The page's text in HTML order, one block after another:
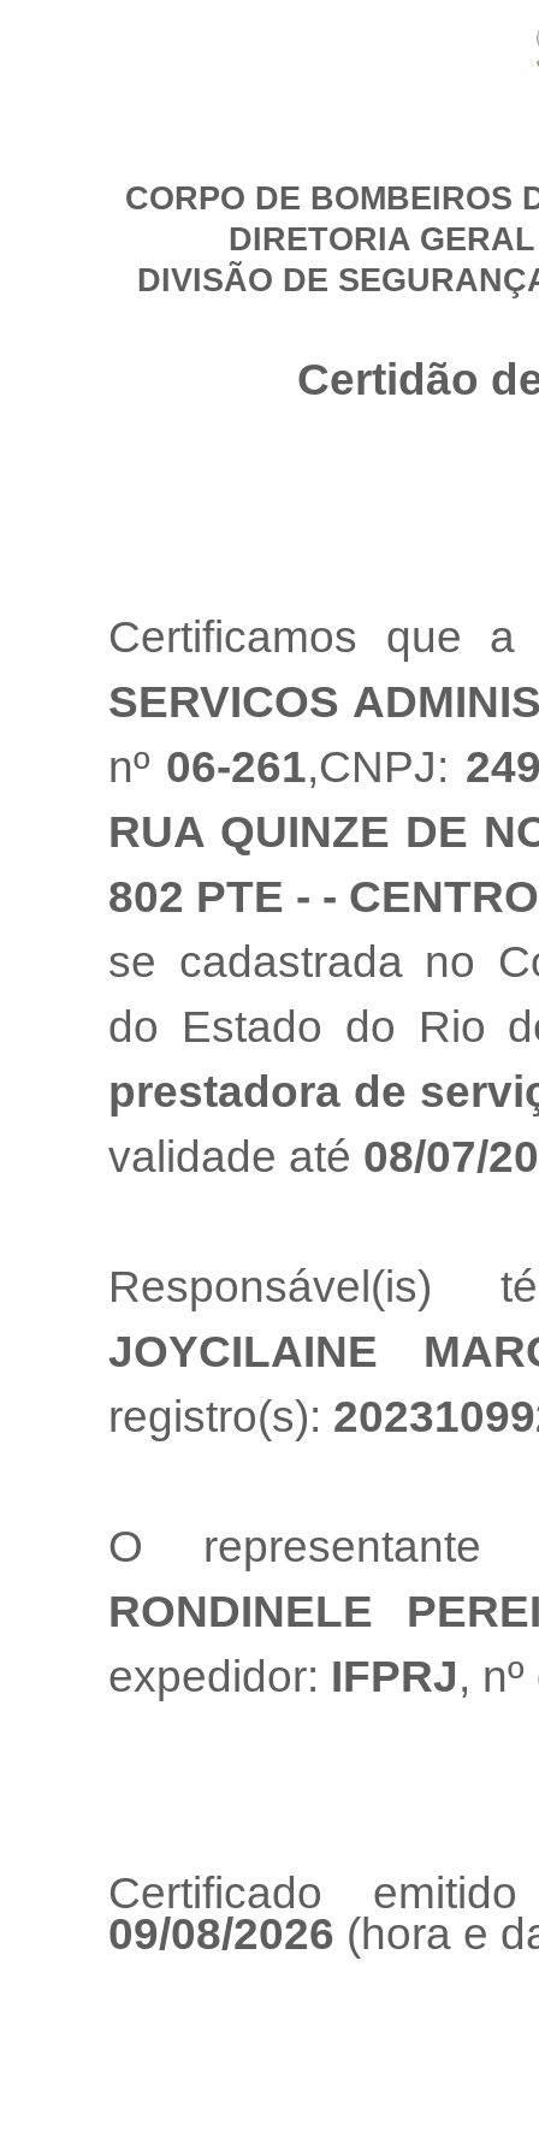
CORPO DE BOMBEIROS
DIRETORIA
DIVISÃO DE
Certidão
Certificamos que
SERVICOS
nº 06-261,CNPJ:
RUA QUINZE DE
802 PTE - -
se cadastrada no
do Estado do Rio
prestadora de
validade até 08/07/
Responsável(is)
JOYCILAINE
registro(s):
O
RONDINELE
expedidor: IFPRJ,
Certificado
09/08/2026 (hora e